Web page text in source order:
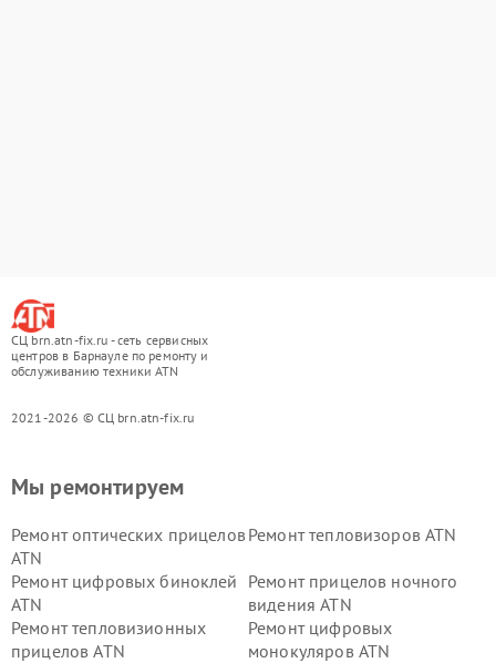
СЦ brn.atn-fix.ru - сеть сервисных
центров в Барнауле по ремонту и
обслуживанию техники ATN
2021-2026 © СЦ brn.atn-fix.ru
Мы ремонтируем
Ремонт оптических прицелов
ATN
Ремонт тепловизоров ATN
Ремонт цифровых биноклей
ATN
Ремонт прицелов ночного
видения ATN
Ремонт тепловизионных
прицелов ATN
Ремонт цифровых
монокуляров ATN